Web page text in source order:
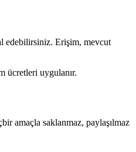
edebilirsiniz. Erişim, mevcut
ücretleri uygulanır.
amaçla saklanmaz, paylaşılmaz